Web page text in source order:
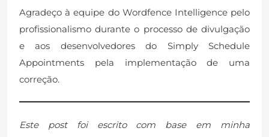
Agradeço à equipe do Wordfence Intelligence pelo
profissionalismo durante o processo de divulgação
e aos desenvolvedores do Simply Schedule
Appointments pela implementação de uma
correção.
Este post foi escrito com base em minha